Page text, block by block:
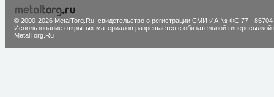
© 2000-2026 MetalTorg.Ru, cвидетельство о регистрации СМИ ИА № ФС 77 - 85704
Использование открытых материалов разрешается с обязательной гиперссылкой
MetalTorg.Ru